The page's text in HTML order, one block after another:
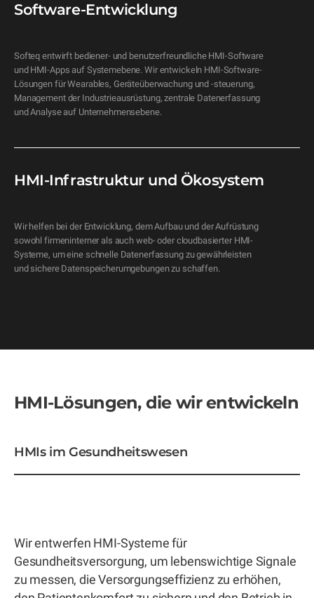
Software-Entwicklung
Softeq entwirft bediener- und benutzerfreundliche HMI-Software
und HMI-Apps auf Systemebene. Wir entwickeln HMI-Software-
Lösungen für Wearables, Geräteüberwachung und -steuerung,
Management der Industrieausrüstung, zentrale Datenerfassung
und Analyse auf Unternehmensebene.
HMI-Infrastruktur und Ökosystem
Wir helfen bei der Entwicklung, dem Aufbau und der Aufrüstung
sowohl firmeninterner als auch web- oder cloudbasierter HMI-
Systeme, um eine schnelle Datenerfassung zu gewährleisten
und sichere Datenspeicherumgebungen zu schaffen.
HMI-Lösungen, die wir entwickeln
HMIs im Gesundheitswesen
Wir entwerfen HMI-Systeme für
Gesundheitsversorgung, um lebenswichtige Signale
zu messen, die Versorgungseffizienz zu erhöhen,